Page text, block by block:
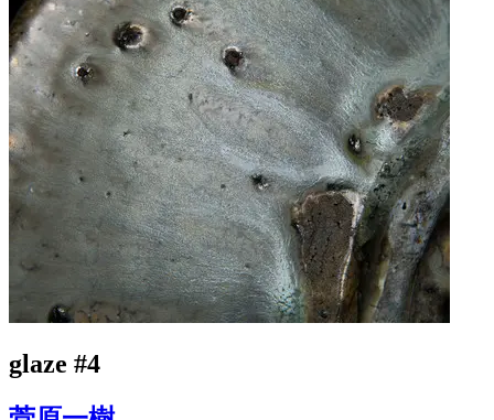
glaze #4